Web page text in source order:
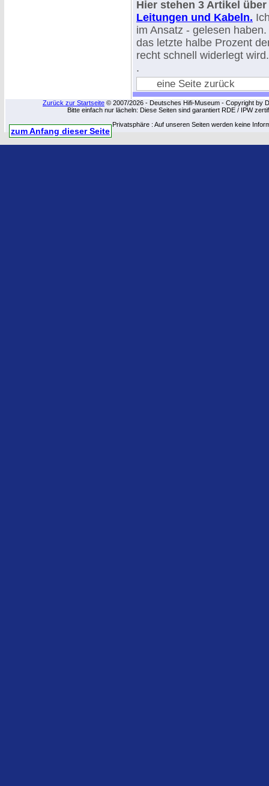
Hier stehen 3 Artikel
Leitungen und Kabeln.
im Ansatz - gelesen
das letzte halbe Prozent
recht schnell widerlegt wird.
.
eine Seite zurück
Zurück zur Startseite © 2007/2026 - Deutsches Hifi-Museum - Copyright by
Bitte einfach nur lächeln: Diese Seiten sind garantiert RDE / IPW
Privatsphäre : Auf unseren Seiten werden keine
zum Anfang dieser Seite